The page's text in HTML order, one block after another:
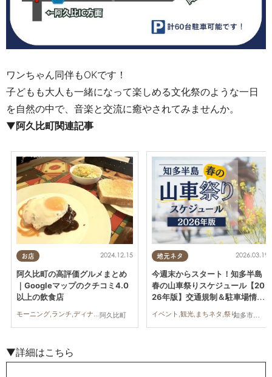
ワンちゃん同伴もOKです！
子どもも大人も一緒になって楽しめる文化祭のような一日
を自然の中で、音楽と交流に癒やされてみませんか。
▼阿久比町関連記事
お店
阿久比町
2024.12.15
阿久比町の高評価グルメまとめ
｜Googleマップのクチコミ4.0
以上の飲食店
地元ネタ
知多市,阿久比町,半田市,常滑市,武豊町,美浜町,南知多町
2026.03.19
今週末からスタート！知多半島
春の山車祭りスケジュール【20
26年版】交通規制＆駐車場情報
イベント,観光,まちネタ,祭り
▼詳細はこちら